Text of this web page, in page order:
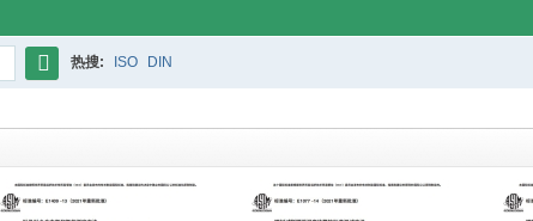
索
热搜: ISO DIN